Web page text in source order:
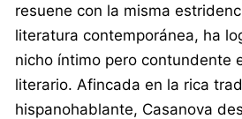
resuene con la misma
literatura contemporánea, ha
nicho íntimo pero contundente
literario. Afincada en la rica
hispanohablante, Casanova